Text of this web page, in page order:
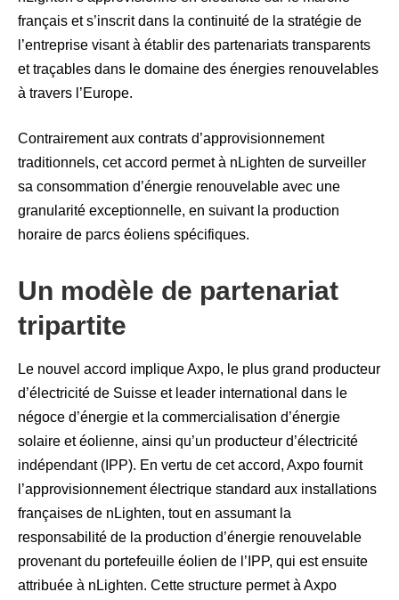
français et s’inscrit dans la continuité de la stratégie de
l’entreprise visant à établir des partenariats transparents
et traçables dans le domaine des énergies renouvelables
à travers l’Europe.
Contrairement aux contrats d’approvisionnement
traditionnels, cet accord permet à nLighten de surveiller
sa consommation d’énergie renouvelable avec une
granularité exceptionnelle, en suivant la production
horaire de parcs éoliens spécifiques.
Un modèle de partenariat
tripartite
Le nouvel accord implique Axpo, le plus grand producteur
d’électricité de Suisse et leader international dans le
négoce d’énergie et la commercialisation d’énergie
solaire et éolienne, ainsi qu’un producteur d’électricité
indépendant (IPP). En vertu de cet accord, Axpo fournit
l’approvisionnement électrique standard aux installations
françaises de nLighten, tout en assumant la
responsabilité de la production d’énergie renouvelable
provenant du portefeuille éolien de l’IPP, qui est ensuite
attribuée à nLighten. Cette structure permet à Axpo